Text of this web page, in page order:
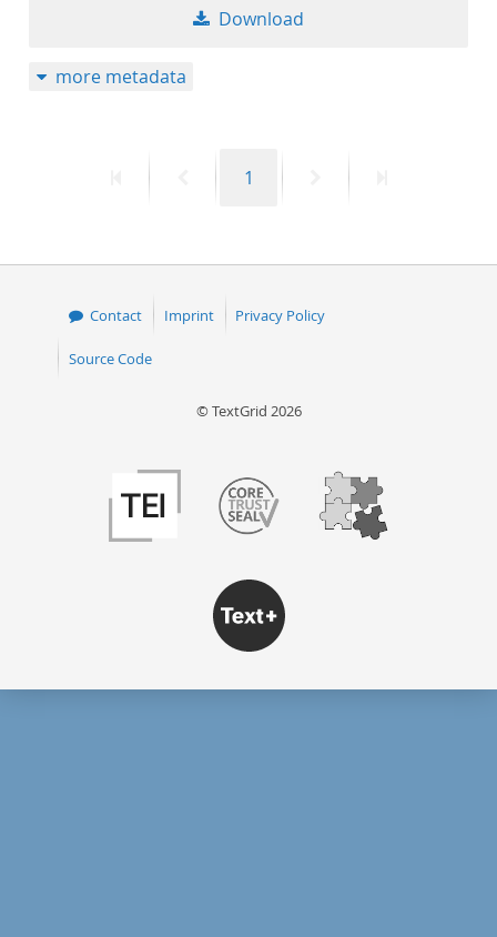
Download
more metadata
PreviousPage
1
Contact Imprint Privacy Policy
Source Code
© TextGrid 2026